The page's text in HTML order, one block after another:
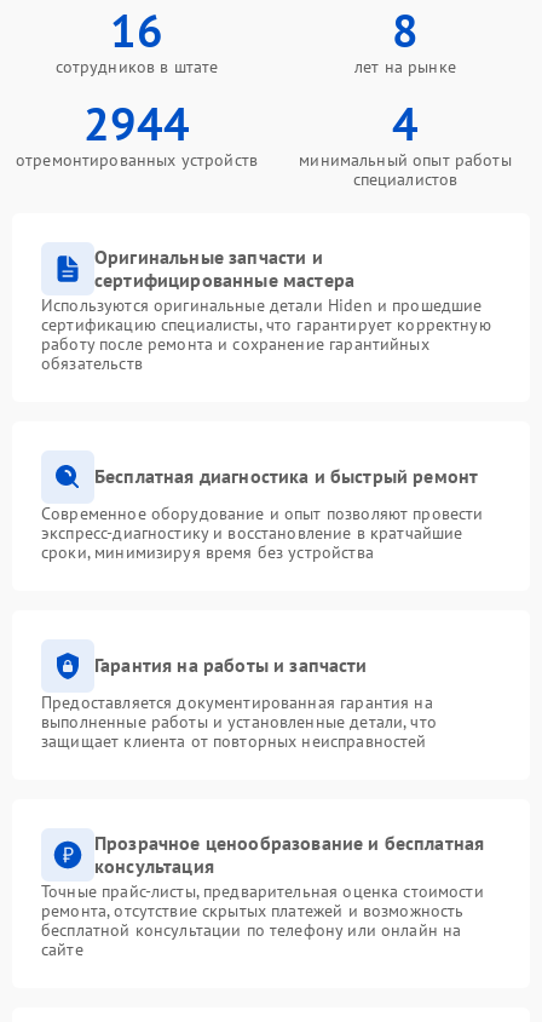
16
сотрудников в штате
8
лет на рынке
2944
отремонтированных устройств
4
минимальный опыт работы
специалистов
Оригинальные запчасти и
сертифицированные мастера
Используются оригинальные детали Hiden и прошедшие
сертификацию специалисты, что гарантирует корректную
работу после ремонта и сохранение гарантийных
обязательств
Бесплатная диагностика и быстрый ремонт
Современное оборудование и опыт позволяют провести
экспресс-диагностику и восстановление в кратчайшие
сроки, минимизируя время без устройства
Гарантия на работы и запчасти
Предоставляется документированная гарантия на
выполненные работы и установленные детали, что
защищает клиента от повторных неисправностей
Прозрачное ценообразование и бесплатная
консультация
Точные прайс-листы, предварительная оценка стоимости
ремонта, отсутствие скрытых платежей и возможность
бесплатной консультации по телефону или онлайн на
сайте